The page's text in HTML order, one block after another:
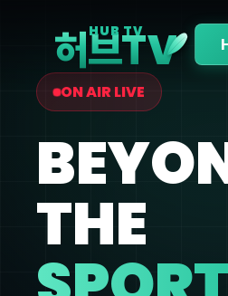
HUB TV
허브TV
ON AIR LIVE
THE